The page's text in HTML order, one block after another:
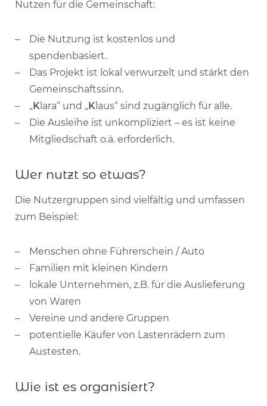
Nutzen für die Gemeinschaft:
Die Nutzung ist kostenlos und
spendenbasiert.
Das Projekt ist lokal verwurzelt und stärkt den
Gemeinschaftssinn.
„K lara“ und „K laus“ sind zugänglich für alle.
Die Ausleihe ist unkompliziert – es ist keine
Mitgliedschaft o.ä. erforderlich.
Wer nutzt so etwas?
Die Nutzergruppen sind vielfältig und umfassen
zum Beispiel:
Menschen ohne Führerschein / Auto
Familien mit kleinen Kindern
lokale Unternehmen, z.B. für die Auslieferung
von Waren
Vereine und andere Gruppen
potentielle Käufer von Lastenrädern zum
Austesten.
Wie ist es organisiert?